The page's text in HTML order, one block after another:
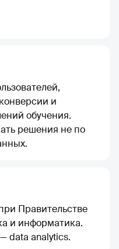
и
обучения.
решения не по
Правительстве
и информатика.
data analytics.